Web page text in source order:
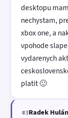
desktopu
nechystam,
xbox one, a
vpohode
vydarenych
platit 🙂
#3Radek Hulán